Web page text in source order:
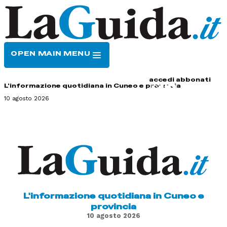
OPEN MAIN MENU
accedi abbonati
L'informazione quotidiana in Cuneo e provincia
10 agosto 2026
L'informazione quotidiana in Cuneo e
provincia
10 agosto 2026